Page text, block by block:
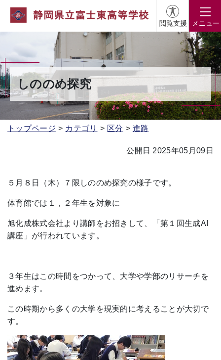
閲覧支援 メニュー
しののめ探究
トップページ カテゴリ 区分 進路
公開日 2025年05月09日
５月８日（木）７限しののめ探究の様子です。
体育館では１，２年生を対象に
旭化成株式会社より講師をお招きして、「第１回生成AI
講座」が行われています。
３年生はこの時間をつかって、大学や学部のリサーチを
進めます。
この時期から多くの大学を現実的に考えることが大切で
す。